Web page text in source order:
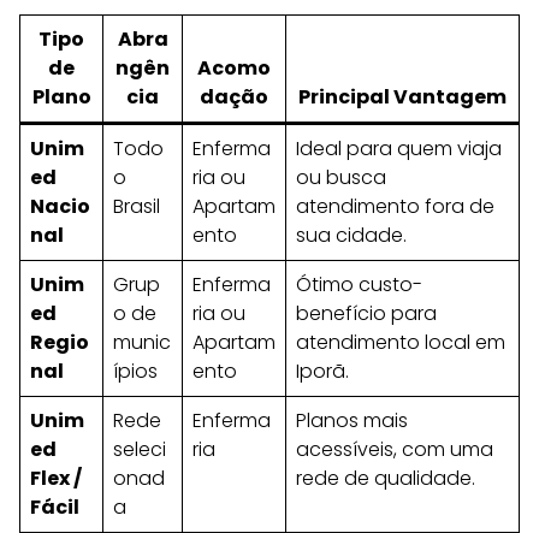
Tipo
de
Plano
Abra
ngên
cia
Acomo
dação
Principal Vantagem
Unim
ed
Nacio
nal
Todo
o
Brasil
Enferma
ria ou
Apartam
ento
Ideal para quem viaja
ou busca
atendimento fora de
sua cidade.
Unim
ed
Regio
nal
Grup
o de
munic
ípios
Enferma
ria ou
Apartam
ento
Ótimo custo-
benefício para
atendimento local em
Iporã.
Unim
ed
Flex /
Fácil
Rede
seleci
onad
a
Enferma
ria
Planos mais
acessíveis, com uma
rede de qualidade.